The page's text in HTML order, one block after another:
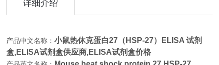
详细介绍
产品中文名称：小鼠热休克蛋白27（HSP-27）ELISA 试剂
盒,ELISA试剂盒供应商,ELISA试剂盒价格